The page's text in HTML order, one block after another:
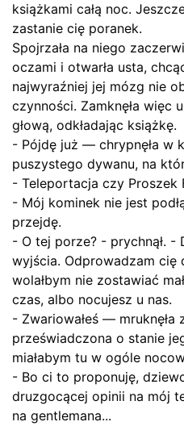
książkami całą noc.
zastanie cię poranek.
Spojrzała na niego
oczami i otwarła usta,
najwyraźniej jej mózg nie
czynności. Zamknęła więc
głową, odkładając książkę.
- Pójdę już — chrypnęła w
puszystego dywanu, na
- Teleportacja czy Proszek
- Mój kominek nie jest
przejdę.
- O tej porze? - prychnął. -
wyjścia. Odprowadzam cię
wolałbym nie zostawiać
czas, albo nocujesz u nas.
- Zwariowałeś — mruknęła
przeświadczona o stanie
miałabym tu w ogóle
- Bo ci to proponuję,
druzgocącej opinii na mój
na gentlemana...